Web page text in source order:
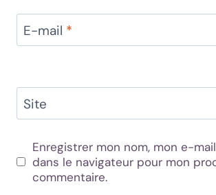
E-mail *
Site
Enregistrer mon nom, mon e-
dans le navigateur pour mon
commentaire.